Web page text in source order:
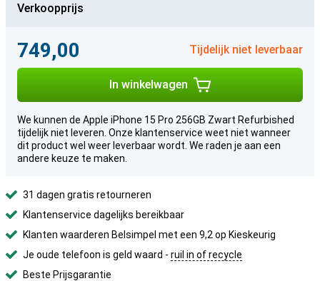
Verkoopprijs
749,00 Tijdelijk niet leverbaar
In winkelwagen
We kunnen de Apple iPhone 15 Pro 256GB Zwart Refurbished
tijdelijk niet leveren. Onze klantenservice weet niet wanneer
dit product wel weer leverbaar wordt. We raden je aan een
andere keuze te maken.
31 dagen gratis retourneren
Klantenservice dagelijks bereikbaar
Klanten waarderen Belsimpel met een 9,2 op Kieskeurig
Je oude telefoon is geld waard - ruil in of recycle
Beste Prijsgarantie